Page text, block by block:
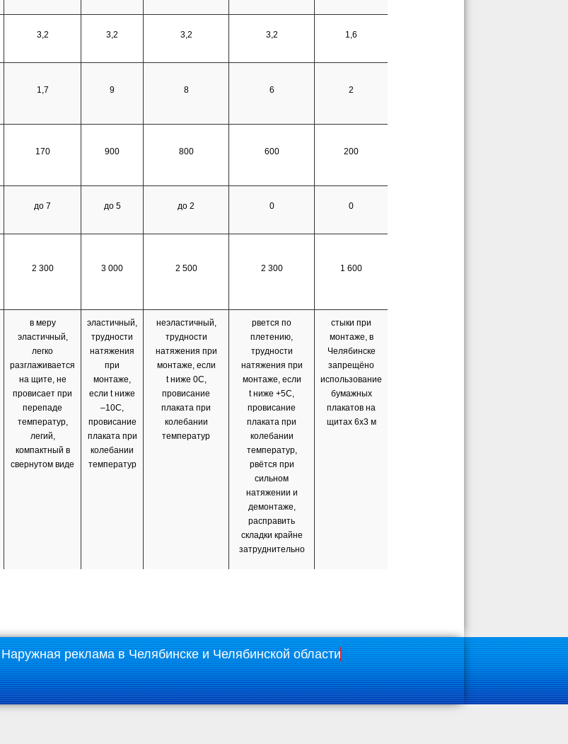
3,2 3,2 3,2 3,2 1,6
1,7 9 8 6 2
170 900 800 600 200
до 7 до 5 до 2 0 0
2 300 3 000 2 500 2 300 1 600
в меру
эластичный,
легко
разглаживается
на щите, не
провисает при
перепаде
температур,
легий,
компактный в
свернутом виде
эластичный,
трудности
натяжения
при
монтаже,
если t ниже
–10С,
провисание
плаката при
колебании
температур
неэластичный,
трудности
натяжения при
монтаже, если
t ниже 0С,
провисание
плаката при
колебании
температур
рвется по
плетению,
трудности
натяжения при
монтаже, если
t ниже +5С,
провисание
плаката при
колебании
температур,
рвётся при
сильном
натяжении и
демонтаже,
расправить
складки крайне
затруднительно
стыки при
монтаже, в
Челябинске
запрещёно
использование
бумажных
плакатов на
щитах 6х3 м
Наружная реклама в Челябинске и Челябинской области